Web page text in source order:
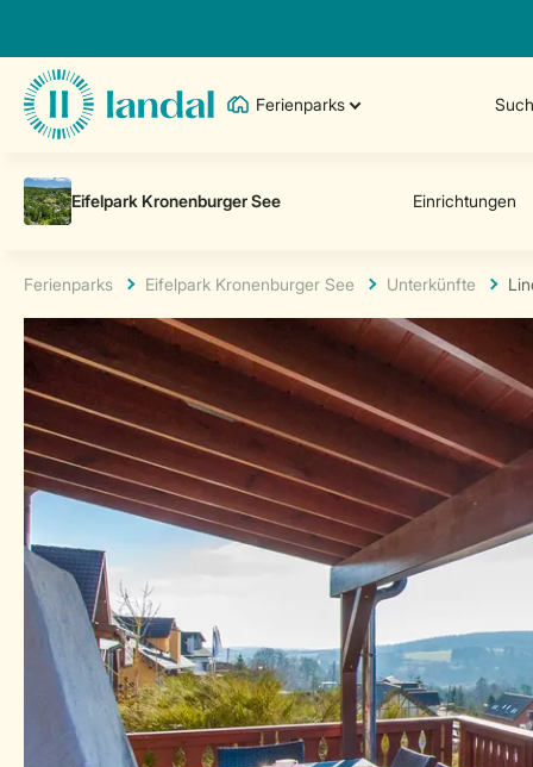
Ferienparks
Ferienparks Eifelpark Kronenburger See Unterkünfte